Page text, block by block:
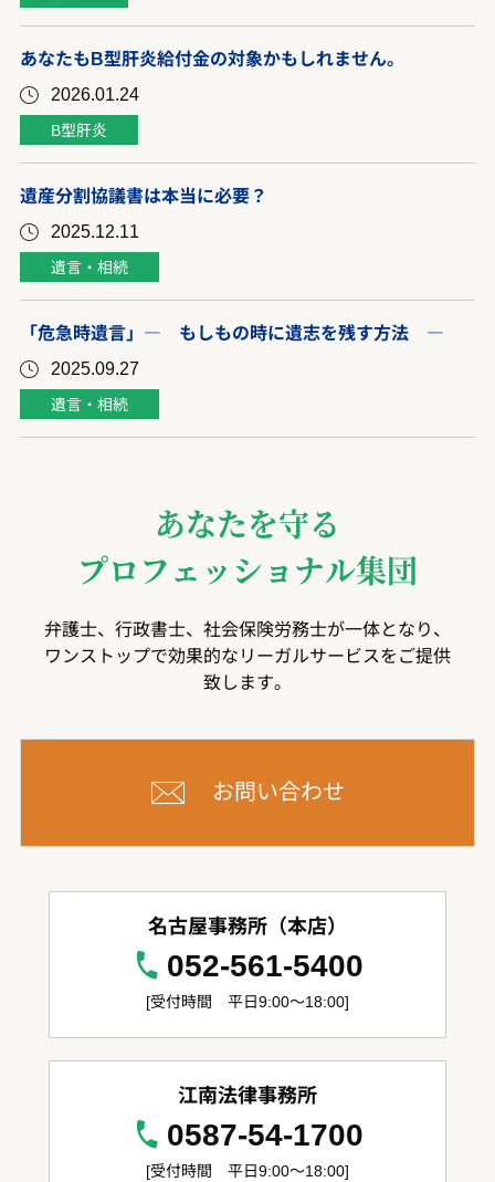
あなたもB型肝炎給付金の対象かもしれません。
2026.01.24
B型肝炎
遺産分割協議書は本当に必要？
2025.12.11
遺言・相続
「危急時遺言」― もしもの時に遺志を残す方法 ―
2025.09.27
遺言・相続
あなたを守る
プロフェッショナル集団
弁護士、行政書士、社会保険労務士が一体となり、
ワンストップで効果的なリーガルサービスをご提供
致します。
お問い合わせ
名古屋事務所（本店）
052-561-5400
[受付時間 平日9:00～18:00]
江南法律事務所
0587-54-1700
[受付時間 平日9:00～18:00]